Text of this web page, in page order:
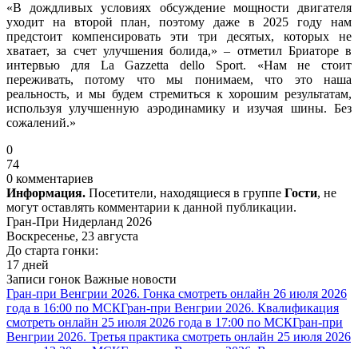
«В дождливых условиях обсуждение мощности двигателя
уходит на второй план, поэтому даже в 2025 году нам
предстоит компенсировать эти три десятых, которых не
хватает, за счет улучшения болида,» – отметил Бриаторе в
интервью для La Gazzetta dello Sport. «Нам не стоит
переживать, потому что мы понимаем, что это наша
реальность, и мы будем стремиться к хорошим результатам,
используя улучшенную аэродинамику и изучая шины. Без
сожалений.»
0
74
0 комментариев
Информация. Посетители, находящиеся в группе Гости, не
могут оставлять комментарии к данной публикации.
Гран-При Нидерланд 2026
Воскресенье, 23 августа
До старта гонки:
17 дней
Записи гонок Важные новости
Гран-при Венгрии 2026. Гонка смотреть онлайн 26 июля 2026
года в 16:00 по МСКГран-при Венгрии 2026. Квалификация
смотреть онлайн 25 июля 2026 года в 17:00 по МСКГран-при
Венгрии 2026. Третья практика смотреть онлайн 25 июля 2026